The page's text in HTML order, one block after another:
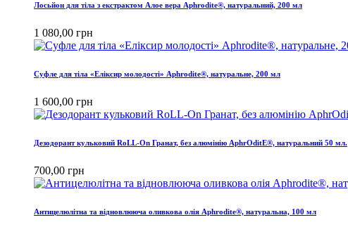
Лосьйон для тіла з екстрактом Алое вера Aphrodite®, натуральний, 200 мл
1 080,00 грн
Cуфле для тіла «Еліксир молодості» Aphrodite®, натуральне, 200 мл
1 600,00 грн
Дезодорант кульковий RoLL-On Гранат, без алюмінію AphrOditE®, натуральний 50 мл.
700,00 грн
Антицелюлітна та вiдновлююча оливкова олія Aphrodite®, натуральна, 100 мл